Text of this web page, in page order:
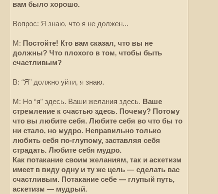
вам было хорошо.
Вопрос: Я знаю, что я не должен...
М: Постойте! Кто вам сказал, что вы не
должны? Что плохого в том, чтобы быть
счастливым?
В: “Я” должно уйти, я знаю.
М: Но “я” здесь. Ваши желания здесь. Ваше
стремление к счастью здесь. Почему? Потому
что вы любите себя. Любите себя во что бы то
ни стало, но мудро. Неправильно только
любить себя по-глупому, заставляя себя
страдать. Любите себя мудро.
Как потакание своим желаниям, так и аскетизм
имеет в виду одну и ту же цель — сделать вас
счастливым. Потакание себе — глупый путь,
аскетизм — мудрый.